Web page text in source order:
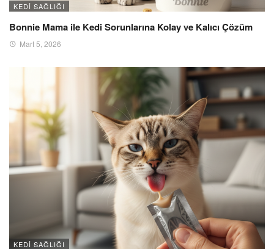
KEDI SAĞLIĞI
Bonnie Mama ile Kedi Sorunlarına Kolay ve Kalıcı Çözüm
Mart 5, 2026
KEDI SAĞLIĞI